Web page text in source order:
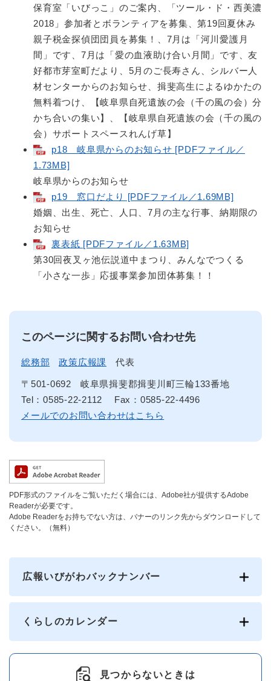
保育室「いびっこ」のご案内、「ツール・ド・西美濃
2018」参加者とボランティアを募集、第19回夏休み
親子税金探偵団団員を募集！、7月は「河川愛護月
間」です、7月は「愛の血液助け合い月間」です、友
好都市芽室町だより、5月のご長寿さん、シルバー人
材センターからのお知らせ、揖斐高生によるゆかたの
無料着つけ、【岐阜県自死遺族の会（千の風の会）分
かち合いの集い】、【岐阜県自死遺族の会（千の風の
会）サポートスペースれんげ草】
p18 岐阜県からのお知らせ [PDFファイル／
1.73MB]
岐阜県からのお知らせ
p19 窓口だより [PDFファイル／1.69MB]
婚姻、出生、死亡、人口、7月の主な行事、納期限の
お知らせ
裏表紙 [PDFファイル／1.63MB]
第30回夜叉ヶ池伝説道中まつり、みんなでつくる
「小さな一歩」応援事業参加団体募集！！
このページに関するお問い合わせ先
総務部 政策広報課 代表
〒501-0692
岐阜県揖斐郡揖斐川町三輪133番地
Tel：0585-22-2112
Fax：0585-22-4496
メールでのお問い合わせはこちら
PDF形式のファイルをご覧いただく場合には、Adobe社が提供するAdobe
Readerが必要です。
Adobe Readerをお持ちでない方は、バナーのリンク先からダウンロードして
ください。（無料）
広報いびがわバックナンバー
くらしのカレンダー
見つからないときは